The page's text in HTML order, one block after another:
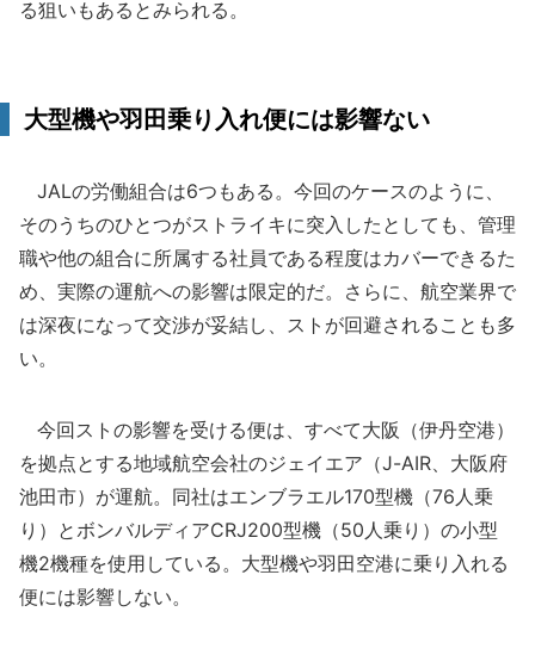
る狙いもあるとみられる。
大型機や羽田乗り入れ便には影響ない
JALの労働組合は6つもある。今回のケースのように、
そのうちのひとつがストライキに突入したとしても、管理
職や他の組合に所属する社員である程度はカバーできるた
め、実際の運航への影響は限定的だ。さらに、航空業界で
は深夜になって交渉が妥結し、ストが回避されることも多
い。
今回ストの影響を受ける便は、すべて大阪（伊丹空港）
を拠点とする地域航空会社のジェイエア（J-AIR、大阪府
池田市）が運航。同社はエンブラエル170型機（76人乗
り）とボンバルディアCRJ200型機（50人乗り）の小型
機2機種を使用している。大型機や羽田空港に乗り入れる
便には影響しない。